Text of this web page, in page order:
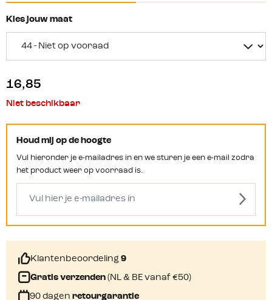
Kies jouw maat
16,85
Niet beschikbaar
Houd mij op de hoogte
Vul hieronder je e-mailadres in en we sturen je een e-mail zodra
het product weer op voorraad is.
Klantenbeoordeling 9
Gratis verzenden (NL & BE vanaf €50)
90 dagen retourgarantie